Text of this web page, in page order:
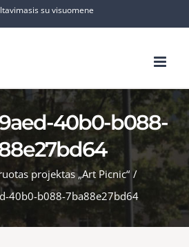
su visuomene
40b0-b088-
projektas „Art Picnic“ /
40b0-b088-7ba88e27bd64